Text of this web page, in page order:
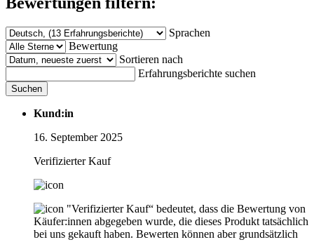
Sprachen
Bewertung
Sortieren nach
Erfahrungsberichte suchen
Suchen
Kund:in
16. September 2025
Verifizierter Kauf
"Verifizierter Kauf“ bedeutet, dass die Bewertung von
Käufer:innen abgegeben wurde, die dieses Produkt tatsächlich
bei uns gekauft haben. Bewerten können aber grundsätzlich